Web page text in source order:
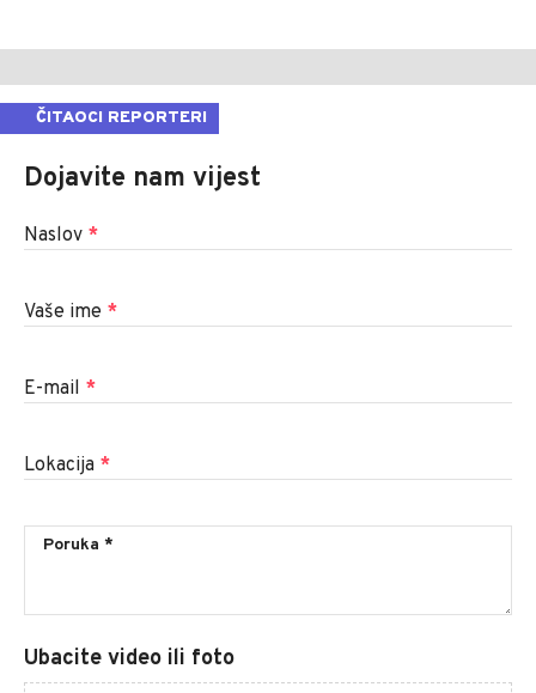
ČITAOCI REPORTERI
Dojavite nam vijest
Naslov *
Vaše ime *
E-mail *
Lokacija *
Ubacite video ili foto